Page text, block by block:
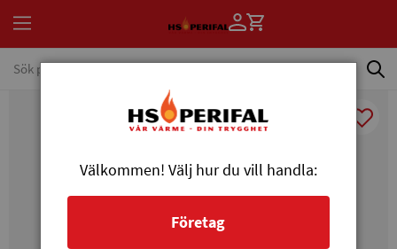
Välkommen! Välj hur du vill handla:
Företag